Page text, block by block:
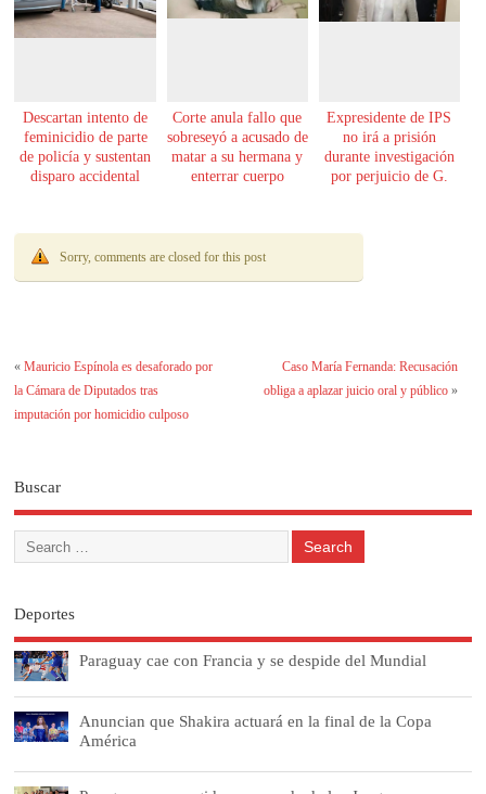
Descartan intento de
feminicidio de parte
de policía y sustentan
disparo accidental
Corte anula fallo que
sobreseyó a acusado de
matar a su hermana y
enterrar cuerpo
Expresidente de IPS
no irá a prisión
durante investigación
por perjuicio de G.
Sorry, comments are closed for this post
«Mauricio Espínola es desaforado por
la Cámara de Diputados tras
imputación por homicidio culposo
Caso María Fernanda: Recusación
obliga a aplazar juicio oral y público»
Buscar
Deportes
Paraguay cae con Francia y se despide del Mundial
Anuncian que Shakira actuará en la final de la Copa
América